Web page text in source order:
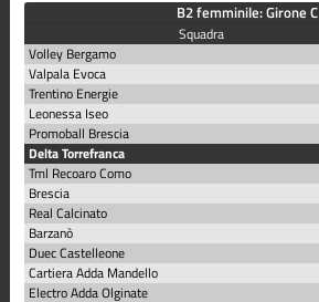
B2 femminile: Girone C
Squadra
Volley Bergamo
Valpala Evoca
Trentino Energie
Leonessa Iseo
Promoball Brescia
Delta Torrefranca
Tml Recoaro Como
Brescia
Real Calcinato
Barzanò
Duec Castelleone
Cartiera Adda Mandello
Electro Adda Olginate